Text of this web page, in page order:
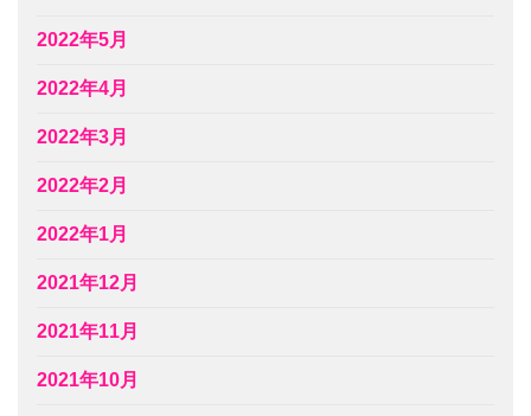
2022年5月
2022年4月
2022年3月
2022年2月
2022年1月
2021年12月
2021年11月
2021年10月